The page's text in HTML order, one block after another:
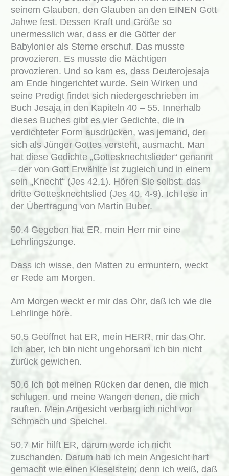
seinem Glauben, den Glauben an den EINEN Gott
Jahwe fest. Dessen Kraft und Größe so
unermesslich war, dass er die Götter der
Babylonier als Sterne erschuf. Das musste
provozieren. Es musste die Mächtigen
provozieren. Und so kam es, dass Deuterojesaja
am Ende hingerichtet wurde. Sein Wirken und
seine Predigt findet sich niedergeschrieben im
Buch Jesaja in den Kapiteln 40 – 55. Innerhalb
dieses Buches gibt es vier Gedichte, die in
verdichteter Form ausdrücken, was jemand, der
sich als Jünger Gottes versteht, ausmacht. Man
hat diese Gedichte „Gottesknechtslieder“ genannt
– der von Gott Erwählte ist zugleich und in einem
sein „Knecht“ (Jes 42,1). Hören Sie selbst: das
dritte Gottesknechtslied (Jes 40, 4-9). Ich lese in
der Übertragung von Martin Buber.
50,4 Gegeben hat ER, mein Herr mir eine
Lehrlingszunge.
Dass ich wisse, den Matten zu ermuntern, weckt
er Rede am Morgen.
Am Morgen weckt er mir das Ohr, daß ich wie die
Lehrlinge höre.
50,5 Geöffnet hat ER, mein HERR, mir das Ohr.
Ich aber, ich bin nicht ungehorsam ich bin nicht
zurück gewichen.
50,6 Ich bot meinen Rücken dar denen, die mich
schlugen, und meine Wangen denen, die mich
rauften. Mein Angesicht verbarg ich nicht vor
Schmach und Speichel.
50,7 Mir hilft ER, darum werde ich nicht
zuschanden. Darum hab ich mein Angesicht hart
gemacht wie einen Kieselstein; denn ich weiß, daß